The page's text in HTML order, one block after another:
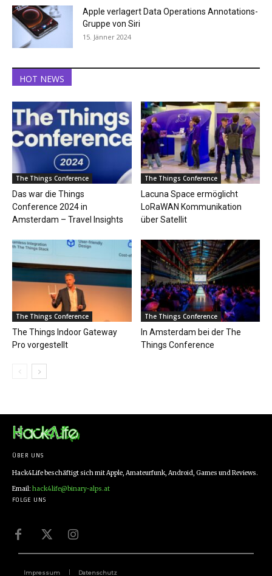
Apple verlagert Data Operations Annotations-
Gruppe von Siri
15. Jänner 2024
HOT NEWS
The Things Conference
Das war die Things
Conference 2024 in
Amsterdam – Travel Insights
The Things Conference
Lacuna Space ermöglicht
LoRaWAN Kommunikation
über Satellit
The Things Conference
The Things Indoor Gateway
Pro vorgestellt
The Things Conference
In Amsterdam bei der The
Things Conference
ÜBER UNS
Hack4Life beschäftigt sich mit Apple, Amateurfunk, Android, Games und Reviews.
Email: hack4life@binary-alps.at
FOLGE UNS
Impressum Datenschutz